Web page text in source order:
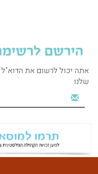
הירשם
אתה יכול לרשום את
שלנו